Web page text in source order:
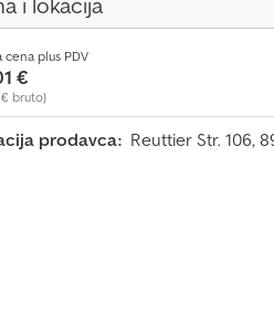
i lokacija
cena plus PDV
€
€ bruto)
prodavca: Reuttier Str. 106,